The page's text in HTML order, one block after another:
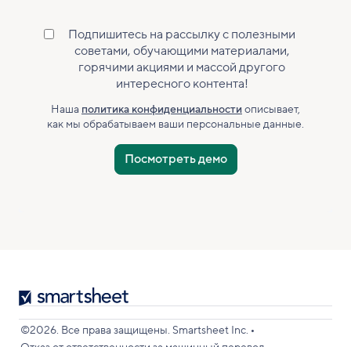
Одобрена
подписка
на
маркетинговую
рассылку
Подпишитесь на рассылку с полезными
советами, обучающими материалами,
горячими акциями и массой другого
интересного контента!
Наша политика конфиденциальностиописывает,
как мы обрабатываем ваши персональные данные.
Smartsheet
Logo
©2026. Все права защищены. Smartsheet Inc. •